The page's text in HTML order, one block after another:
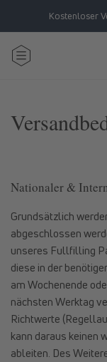
Inhalt
Kostenloser
Nationaler &
Grundsätzlich
abgeschlossen
unseres Fullfilling
diese in der
am Wochenende
nächsten Werktag
Richtwerte
kann daraus keinen
ableiten. Des